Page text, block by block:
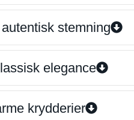
stemning
elegance
krydderier